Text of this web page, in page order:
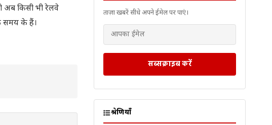
अब किसी भी रेलवे
समय के हैं।
ताज़ा खबरें सीधे अपने ईमेल पर पाएं।
सब्सक्राइब करें
श्रेणियाँ